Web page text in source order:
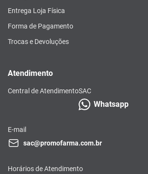
Entrega Loja Física
Forma de Pagamento
Trocas e Devoluções
Atendimento
Central de AtendimentoSAC
Whatsapp
E-mail
sac@promofarma.com.br
Horários de Atendimento